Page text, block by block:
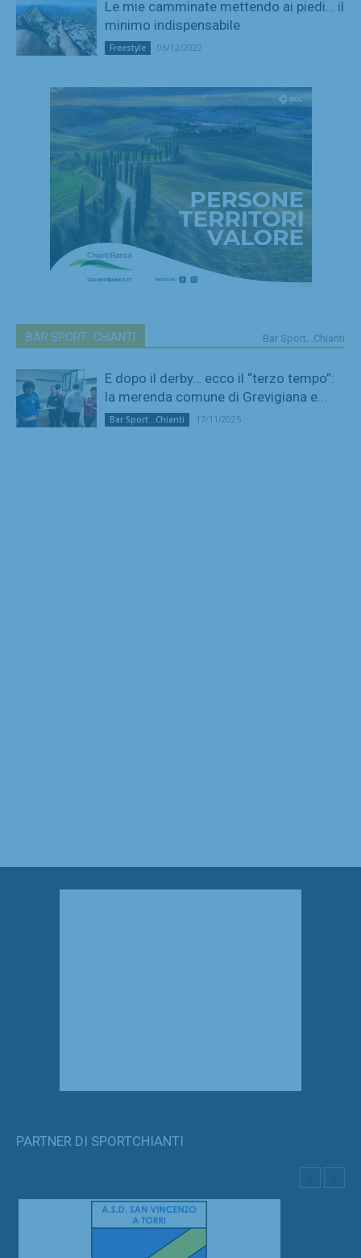
Le mie camminate mettendo ai piedi… il
minimo indispensabile
Freestyle 06/12/2022
BAR SPORT...CHIANTI Bar Sport...Chianti
E dopo il derby… ecco il “terzo tempo”:
la merenda comune di Grevigiana e...
Bar Sport...Chianti 17/11/2025
PARTNER DI SPORTCHIANTI